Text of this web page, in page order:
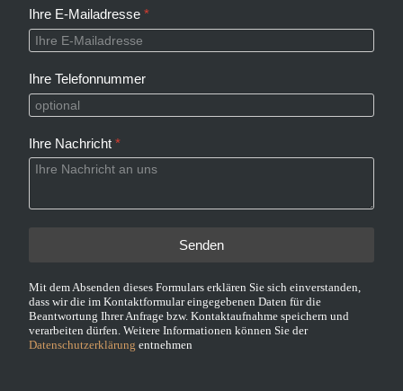
Ihre E-Mailadresse *
Ihre Telefonnummer
Ihre Nachricht *
Senden
Mit dem Absenden dieses Formulars erklären Sie sich einverstanden,
dass wir die im Kontaktformular eingegebenen Daten für die
Beantwortung Ihrer Anfrage bzw. Kontaktaufnahme speichern und
verarbeiten dürfen. Weitere Informationen können Sie der
Datenschutzerklärung entnehmen